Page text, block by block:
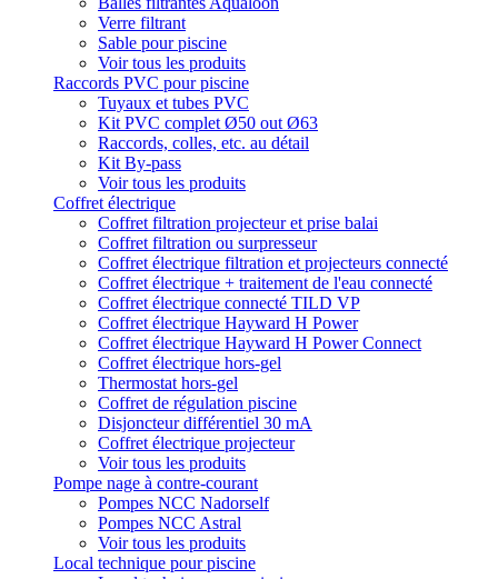
Verre filtrant
Sable pour piscine
Voir tous les produits
Raccords PVC pour piscine
Tuyaux et tubes PVC
Kit PVC complet Ø50 out Ø63
Raccords, colles, etc. au détail
Kit By-pass
Voir tous les produits
Coffret électrique
Coffret filtration projecteur et prise balai
Coffret filtration ou surpresseur
Coffret électrique filtration et projecteurs connecté
Coffret électrique + traitement de l'eau connecté
Coffret électrique connecté TILD VP
Coffret électrique Hayward H Power
Coffret électrique Hayward H Power Connect
Coffret électrique hors-gel
Thermostat hors-gel
Coffret de régulation piscine
Disjoncteur différentiel 30 mA
Coffret électrique projecteur
Voir tous les produits
Pompe nage à contre-courant
Pompes NCC Nadorself
Pompes NCC Astral
Voir tous les produits
Local technique pour piscine